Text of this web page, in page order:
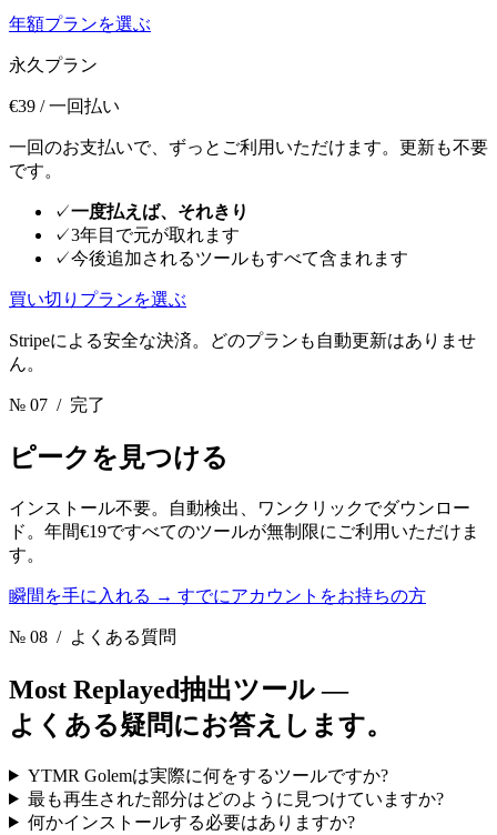
年額プランを選ぶ
永久プラン
€39 / 一回払い
一回のお支払いで、ずっとご利用いただけます。更新も不要
です。
✓一度払えば、それきり
✓3年目で元が取れます
✓今後追加されるツールもすべて含まれます
買い切りプランを選ぶ
Stripeによる安全な決済。どのプランも自動更新はありませ
ん。
№ 07 / 完了
ピークを見つける
インストール不要。自動検出、ワンクリックでダウンロー
ド。年間€19ですべてのツールが無制限にご利用いただけま
す。
瞬間を手に入れる → すでにアカウントをお持ちの方
№ 08 / よくある質問
Most Replayed抽出ツール —
よくある疑問にお答えします。
YTMR Golemは実際に何をするツールですか?
最も再生された部分はどのように見つけていますか?
何かインストールする必要はありますか?